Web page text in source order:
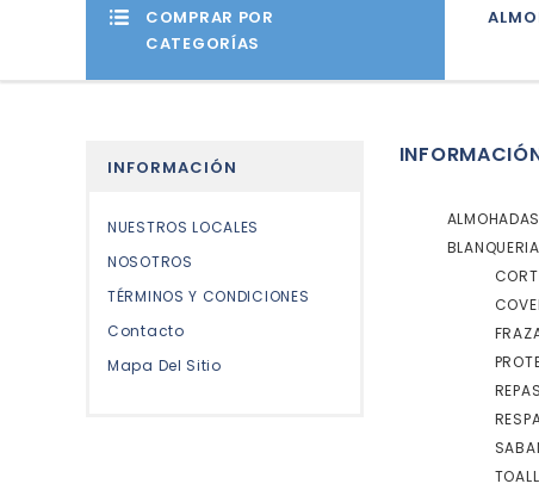
COMPRAR POR
CATEGORÍAS
INFORMACIÓN
NUESTROS LOCALES
NOSOTROS
TÉRMINOS Y CONDICIONES
Contacto
Mapa Del Sitio
ALMOHADAS
BLANQUERIA